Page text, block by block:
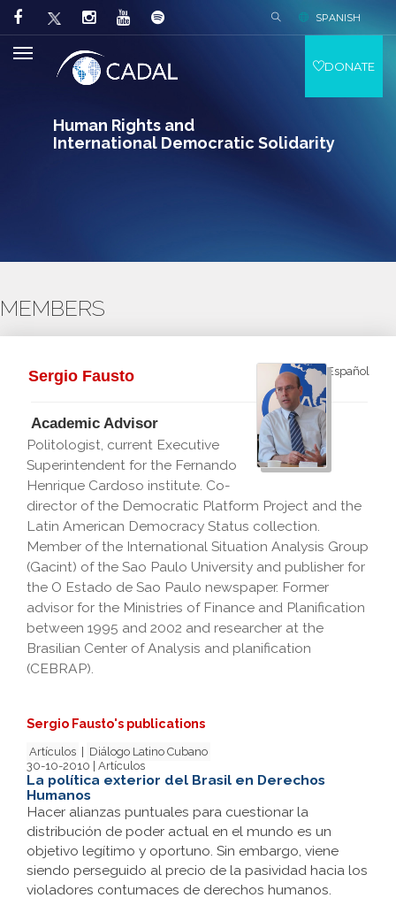
Human Rights and
International Democratic Solidarity
SPANISH
DONATE
MEMBERS
Español
Sergio Fausto
Academic Advisor
Politologist, current Executive
Superintendent for the Fernando
Henrique Cardoso institute. Co-
director of the Democratic Platform Project and the
Latin American Democracy Status collection.
Member of the International Situation Analysis Group
(Gacint) of the Sao Paulo University and publisher for
the O Estado de Sao Paulo newspaper. Former
advisor for the Ministries of Finance and Planification
between 1995 and 2002 and researcher at the
Brasilian Center of Analysis and planification
(CEBRAP).
Sergio Fausto's publications
Artículos
Diálogo Latino Cubano
30-10-2010 | Artículos
La política exterior del Brasil en Derechos
Humanos
Hacer alianzas puntuales para cuestionar la
distribución de poder actual en el mundo es un
objetivo legítimo y oportuno. Sin embargo, viene
siendo perseguido al precio de la pasividad hacia los
violadores contumaces de derechos humanos.